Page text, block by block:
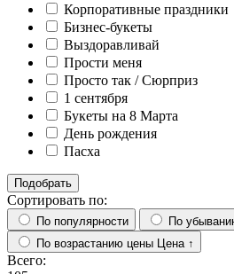
Корпоративные праздники
Бизнес-букеты
Выздоравливай
Прости меня
Просто так / Сюрприз
1 сентября
Букеты на 8 Марта
День рождения
Пасха
Подобрать
Сортировать по:
По популярности По
По возрастанию цены
Цена ↑
Всего: